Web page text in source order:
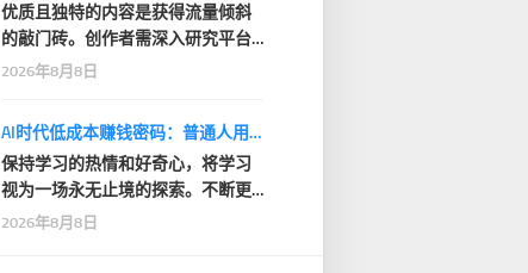
优质且独特的内容是获得流量倾斜
的敲门砖。创作者需深入研究平台
的内容偏好，在保证…
2026年8月8日
AI时代低成本赚钱密码：普通人用AI小项目建立现金流
保持学习的热情和好奇心，将学习
视为一场永无止境的探索。不断更
新知识储备，强化自…
2026年8月8日